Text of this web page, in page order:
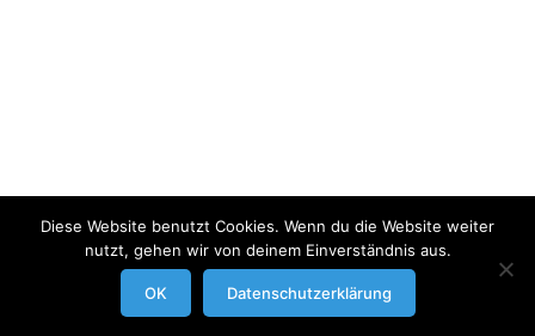
modrowgrafie.de © 2023 | Impressum/Datenschutzerklaerung
Businessportraits
Diese Website benutzt Cookies. Wenn du die Website weiter
nutzt, gehen wir von deinem Einverständnis aus.
OK Datenschutzerklärung